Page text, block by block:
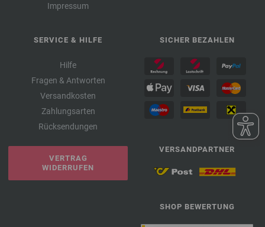
Impressum
SERVICE & HILFE
Hilfe
Fragen & Antworten
Versandkosten
Zahlungsarten
Rücksendungen
VERTRAG
WIDERRUFEN
SICHER BEZAHLEN
VERSANDPARTNER
SHOP BEWERTUNG